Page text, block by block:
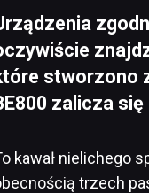
stworzono
zalicza
kawał nielichego
trzech